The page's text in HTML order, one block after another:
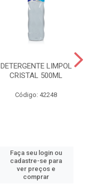
DETERGENTE LIMPOL
CRISTAL 500ML
Código: 42248
Faça seu login ou
cadastre-se para
ver preços e
comprar